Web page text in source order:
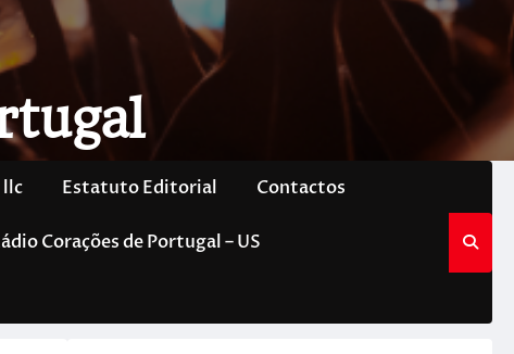
llc Estatuto Editorial Contactos
Corações de Portugal – US